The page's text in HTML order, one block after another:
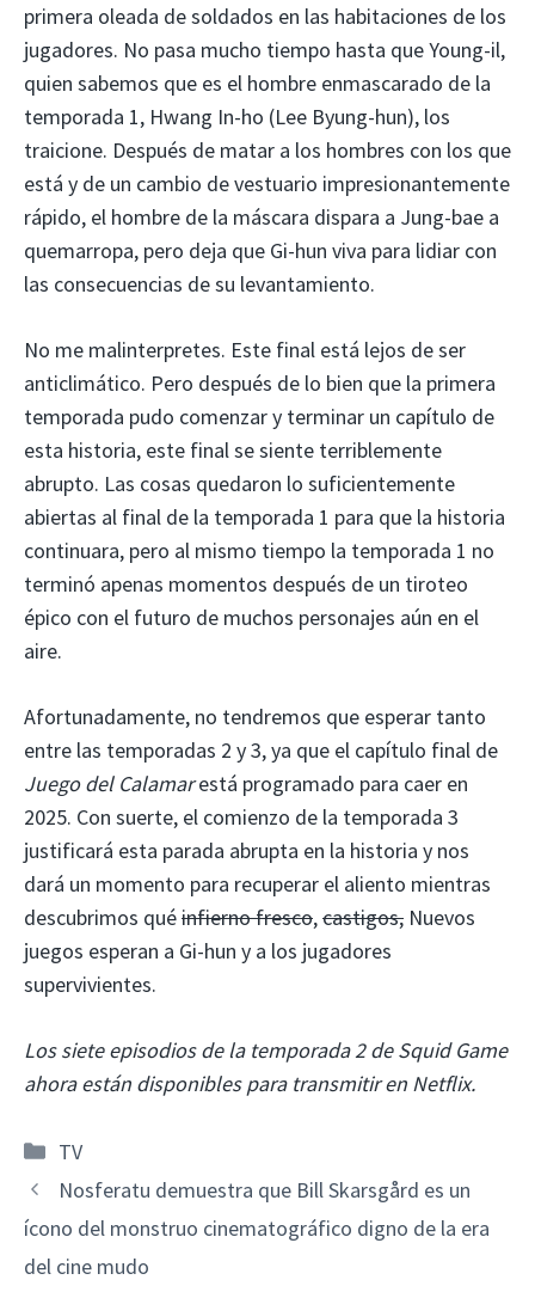
primera oleada de soldados en las habitaciones de los
jugadores. No pasa mucho tiempo hasta que Young-il,
quien sabemos que es el hombre enmascarado de la
temporada 1, Hwang In-ho (Lee Byung-hun), los
traicione. Después de matar a los hombres con los que
está y de un cambio de vestuario impresionantemente
rápido, el hombre de la máscara dispara a Jung-bae a
quemarropa, pero deja que Gi-hun viva para lidiar con
las consecuencias de su levantamiento.
No me malinterpretes. Este final está lejos de ser
anticlimático. Pero después de lo bien que la primera
temporada pudo comenzar y terminar un capítulo de
esta historia, este final se siente terriblemente
abrupto. Las cosas quedaron lo suficientemente
abiertas al final de la temporada 1 para que la historia
continuara, pero al mismo tiempo la temporada 1 no
terminó apenas momentos después de un tiroteo
épico con el futuro de muchos personajes aún en el
aire.
Afortunadamente, no tendremos que esperar tanto
entre las temporadas 2 y 3, ya que el capítulo final de
Juego del Calamarestá programado para caer en
2025. Con suerte, el comienzo de la temporada 3
justificará esta parada abrupta en la historia y nos
dará un momento para recuperar el aliento mientras
descubrimos quéinfierno fresco,castigos, Nuevos
juegos esperan a Gi-hun y a los jugadores
supervivientes.
Los siete episodios de la temporada 2 de Squid Game
ahora están disponibles para transmitir en Netflix.
Categorías
TV
Nosferatu demuestra que Bill Skarsgård es un
ícono del monstruo cinematográfico digno de la era
del cine mudo